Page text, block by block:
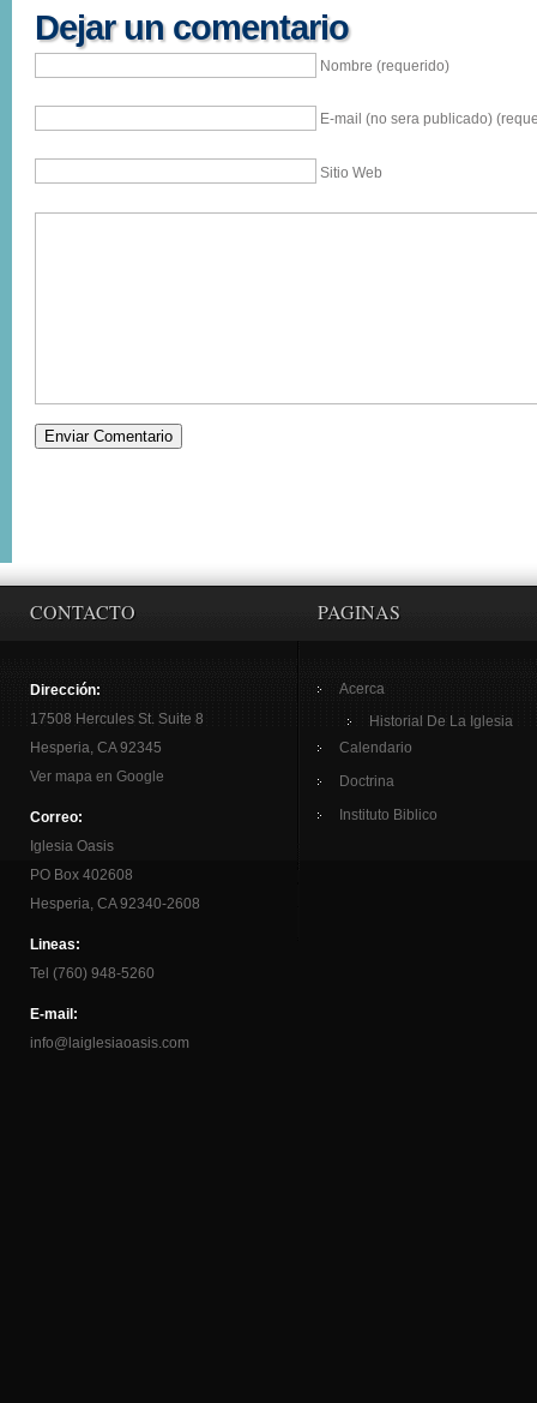
Dejar un comentario
Nombre (requerido)
E-mail (no sera publicado)
Sitio Web
CONTACTO
Dirección:
17508 Hercules St. Suite 8
Hesperia, CA 92345
Ver mapa en Google
Correo:
Iglesia Oasis
PO Box 402608
Hesperia, CA 92340-2608
Lineas:
Tel (760) 948-5260
E-mail:
info@laiglesiaoasis.com
PAGINAS
Acerca
Historial De La Iglesia
Calendario
Doctrina
Instituto Biblico